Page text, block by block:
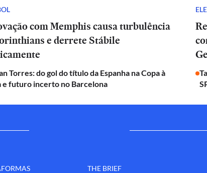
com Memphis causa turbulência
e derrete Stábile
Torres: do gol do título da Espanha na Copa à
e futuro incerto no Barcelona
THE BRIEF